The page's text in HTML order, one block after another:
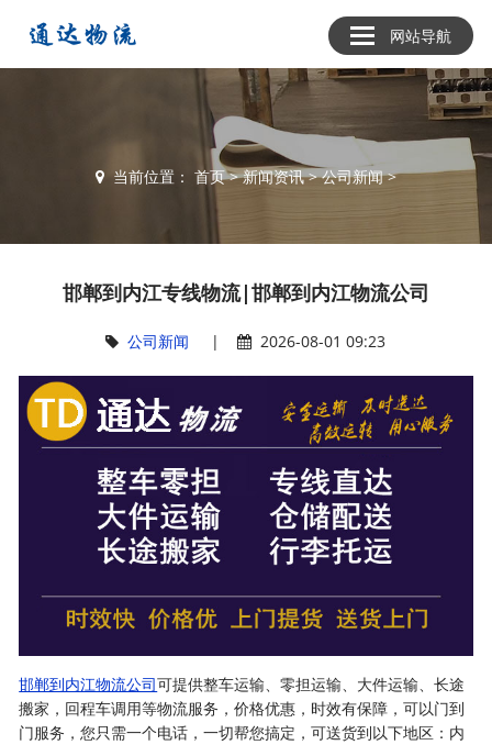
网站导航
当前位置： 首页>新闻资讯>公司新闻>
邯郸到内江专线物流|邯郸到内江物流公司
公司新闻 | 2026-08-01 09:23
邯郸到内江物流公司可提供整车运输、零担运输、大件运输、长途
搬家，回程车调用等物流服务，价格优惠，时效有保障，可以门到
门服务，您只需一个电话，一切帮您搞定，可送货到以下地区：内